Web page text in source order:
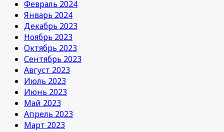
Февраль 2024
Январь 2024
Декабрь 2023
Ноябрь 2023
Октябрь 2023
Сентябрь 2023
Август 2023
Июль 2023
Июнь 2023
Май 2023
Апрель 2023
Март 2023